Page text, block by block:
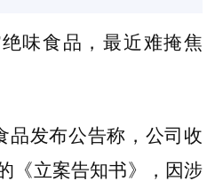
味食品，最近难掩焦
品发布公告称，公司收
《立案告知书》，因涉